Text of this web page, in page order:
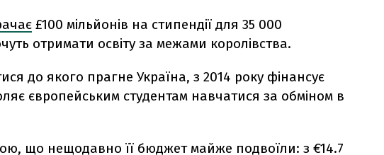
£100 мільйонів на стипендії для 35 000
отримати освіту за межами королівства.
до якого прагне Україна, з 2014 року фінансує
європейським студентам навчатися за обміном в
що нещодавно її бюджет майже подвоїли: з €14.7